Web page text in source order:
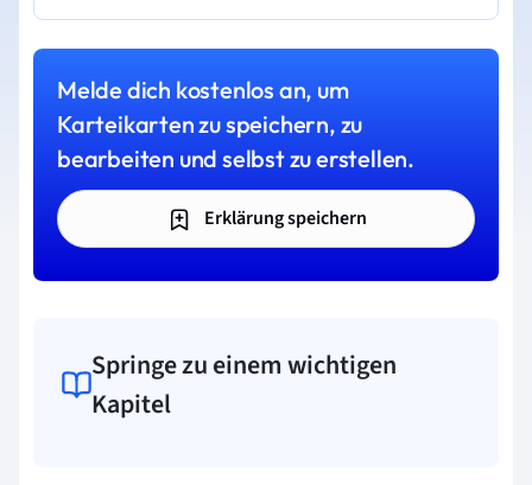
Melde dich kostenlos an, um
Karteikarten zu speichern, zu
bearbeiten und selbst zu erstellen.
Erklärung speichern
Springe zu einem wichtigen
Kapitel